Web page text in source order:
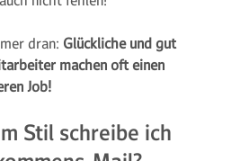
dran: Glückliche und gut
machen oft einen
Job!
Stil schreibe ich